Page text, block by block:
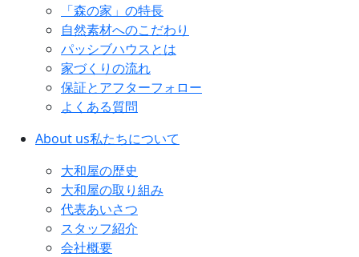
「森の家」の特長
自然素材へのこだわり
パッシブハウスとは
家づくりの流れ
保証とアフターフォロー
よくある質問
About us私たちについて
大和屋の歴史
大和屋の取り組み
代表あいさつ
スタッフ紹介
会社概要